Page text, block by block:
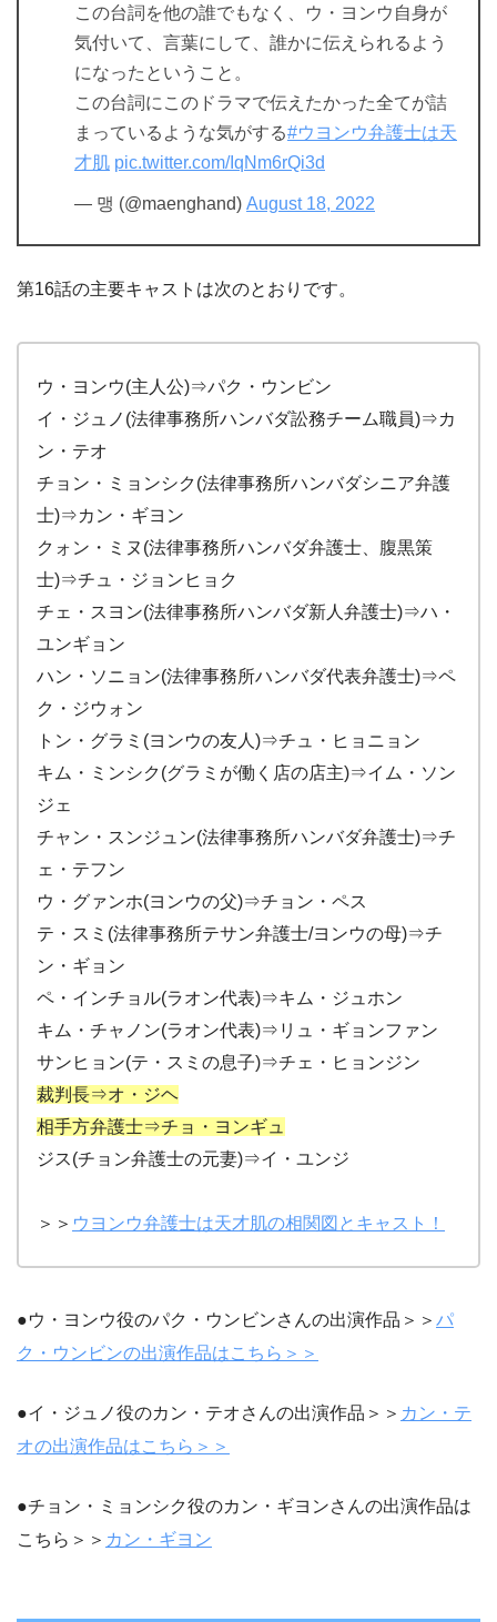
この台詞を他の誰でもなく、ウ・ヨンウ自身が
気付いて、言葉にして、誰かに伝えられるよう
になったということ。
この台詞にこのドラマで伝えたかった全てが詰
まっているような気がする#ウヨンウ弁護士は天
才肌 pic.twitter.com/IqNm6rQi3d
— 맹 (@maenghand) August 18, 2022
第16話の主要キャストは次のとおりです。
ウ・ヨンウ(主人公)⇒パク・ウンビン
イ・ジュノ(法律事務所ハンバダ訟務チーム職員)⇒カ
ン・テオ
チョン・ミョンシク(法律事務所ハンバダシニア弁護
士)⇒カン・ギヨン
クォン・ミヌ(法律事務所ハンバダ弁護士、腹黒策
士)⇒チュ・ジョンヒョク
チェ・スヨン(法律事務所ハンバダ新人弁護士)⇒ハ・
ユンギョン
ハン・ソニョン(法律事務所ハンバダ代表弁護士)⇒ペ
ク・ジウォン
トン・グラミ(ヨンウの友人)⇒チュ・ヒョニョン
キム・ミンシク(グラミが働く店の店主)⇒イム・ソン
ジェ
チャン・スンジュン(法律事務所ハンバダ弁護士)⇒チ
ェ・テフン
ウ・グァンホ(ヨンウの父)⇒チョン・ペス
テ・スミ(法律事務所テサン弁護士/ヨンウの母)⇒チ
ン・ギョン
ペ・インチョル(ラオン代表)⇒キム・ジュホン
キム・チャノン(ラオン代表)⇒リュ・ギョンファン
サンヒョン(テ・スミの息子)⇒チェ・ヒョンジン
裁判長⇒オ・ジヘ
相手方弁護士⇒チョ・ヨンギュ
ジス(チョン弁護士の元妻)⇒イ・ユンジ
＞＞ ウヨンウ弁護士は天才肌の相関図とキャスト！
●ウ・ヨンウ役のパク・ウンビンさんの出演作品＞＞ パ
ク・ウンビンの出演作品はこちら＞＞
●イ・ジュノ役のカン・テオさんの出演作品＞＞ カン・テ
オの出演作品はこちら＞＞
●チョン・ミョンシク役のカン・ギヨンさんの出演作品は
こちら＞＞ カン・ギヨン